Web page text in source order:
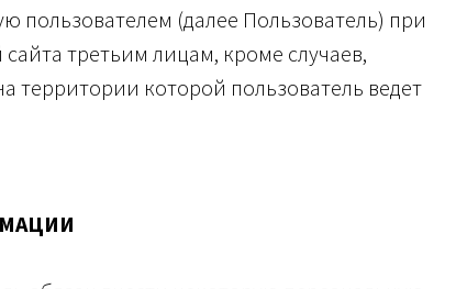
пользователем (далее Пользователь) при
третьим лицам, кроме случаев,
территории которой пользователь ведет